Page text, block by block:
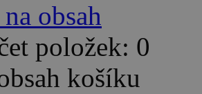
obsah
položek: 0
košíku